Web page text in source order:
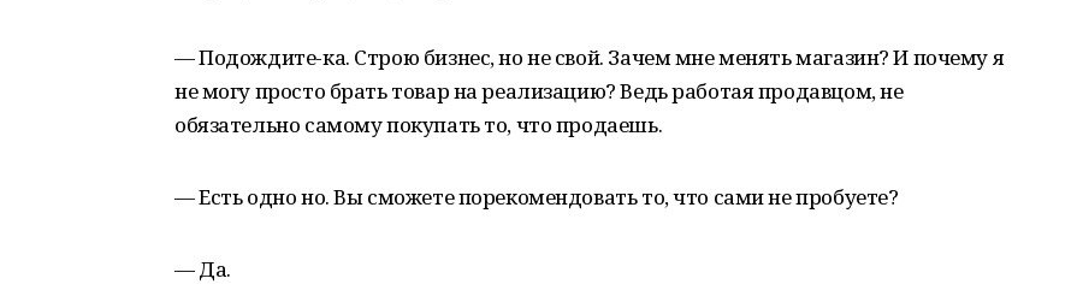
— Подождите-ка. Строю бизнес, но не свой. Зачем мне менять магазин? И почему я
не могу просто брать товар на реализацию? Ведь работая продавцом, не
обязательно самому покупать то, что продаешь.
— Есть одно но. Вы сможете порекомендовать то, что сами не пробуете?
— Да.